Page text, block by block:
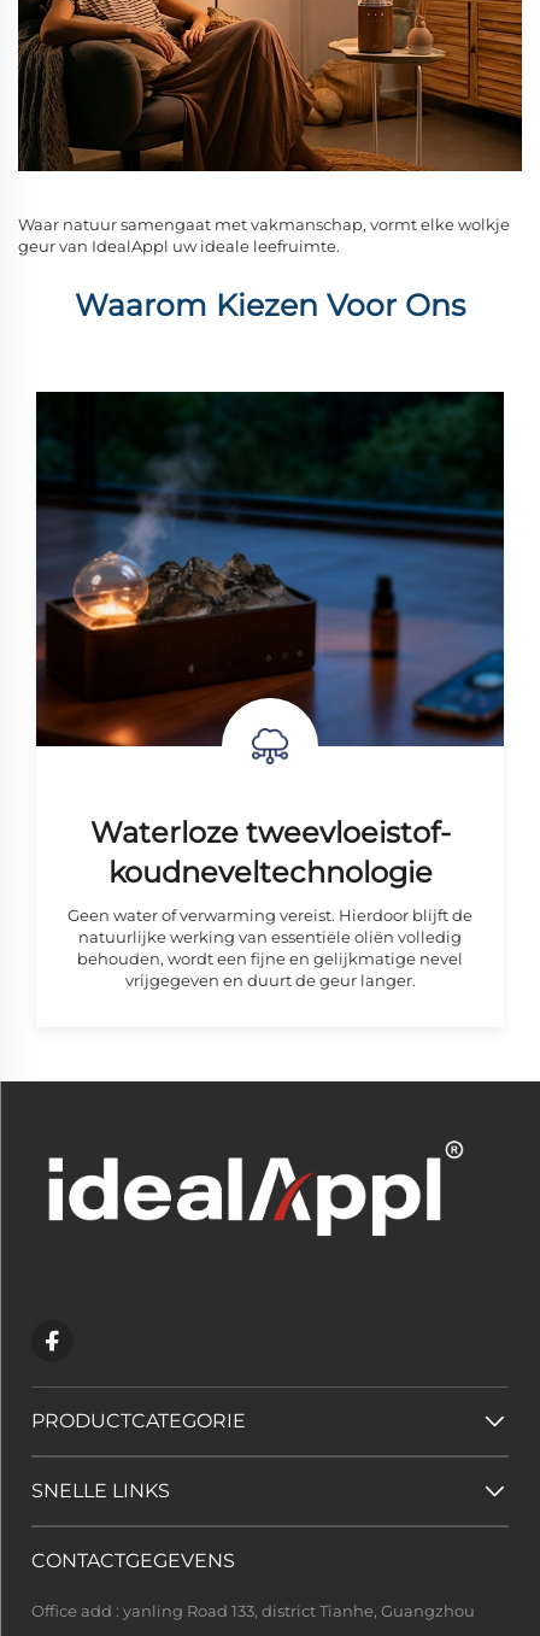
Waar natuur samengaat met vakmanschap, vormt elke wolkje
geur van IdealAppl uw ideale leefruimte.
Waarom Kiezen Voor Ons
Waterloze tweevloeistof-
koudneveltechnologie
Geen water of verwarming vereist. Hierdoor blijft de
natuurlijke werking van essentiële oliën volledig
behouden, wordt een fijne en gelijkmatige nevel
vrijgegeven en duurt de geur langer.
PRODUCTCATEGORIE
SNELLE LINKS
CONTACTGEGEVENS
Office add : yanling Road 133, district Tianhe, Guangzhou